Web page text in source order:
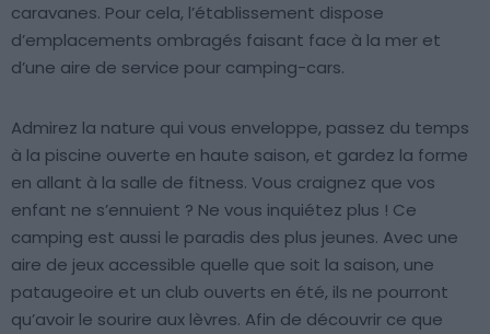
caravanes. Pour cela, l’établissement dispose
d’emplacements ombragés faisant face à la mer et
d’une aire de service pour camping-cars.
Admirez la nature qui vous enveloppe, passez du temps
à la piscine ouverte en haute saison, et gardez la forme
en allant à la salle de fitness. Vous craignez que vos
enfant ne s’ennuient ? Ne vous inquiétez plus ! Ce
camping est aussi le paradis des plus jeunes. Avec une
aire de jeux accessible quelle que soit la saison, une
pataugeoire et un club ouverts en été, ils ne pourront
qu’avoir le sourire aux lèvres. Afin de découvrir ce que